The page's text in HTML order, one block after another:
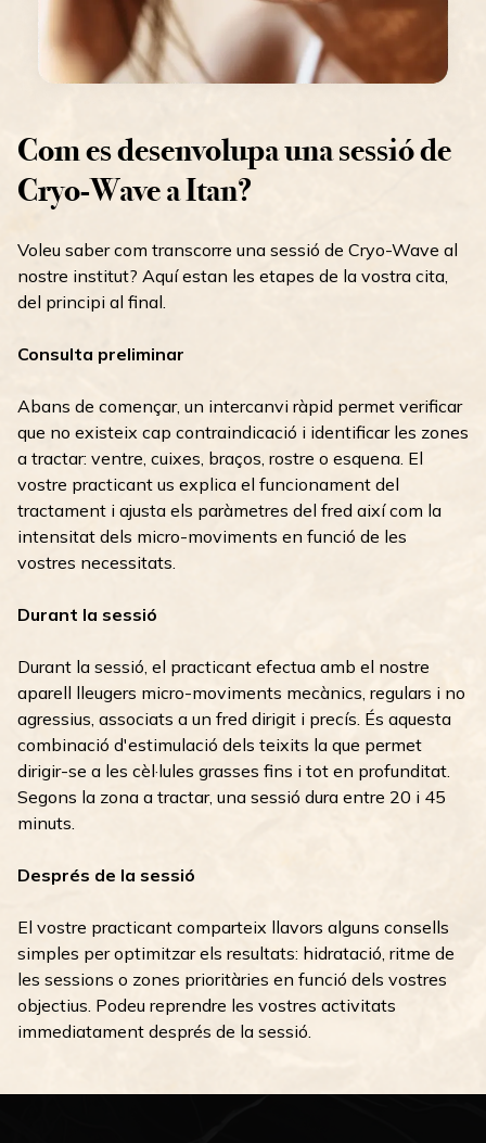
Com es desenvolupa una sessió de
Cryo-Wave a Itan?
Voleu saber com transcorre una sessió de Cryo-Wave al
nostre institut? Aquí estan les etapes de la vostra cita,
del principi al final.
Consulta preliminar
Abans de començar, un intercanvi ràpid permet verificar
que no existeix cap contraindicació i identificar les zones
a tractar: ventre, cuixes, braços, rostre o esquena. El
vostre practicant us explica el funcionament del
tractament i ajusta els paràmetres del fred així com la
intensitat dels micro-moviments en funció de les
vostres necessitats.
Durant la sessió
Durant la sessió, el practicant efectua amb el nostre
aparell lleugers micro-moviments mecànics, regulars i no
agressius, associats a un fred dirigit i precís. És aquesta
combinació d'estimulació dels teixits la que permet
dirigir-se a les cèl·lules grasses fins i tot en profunditat.
Segons la zona a tractar, una sessió dura entre 20 i 45
minuts.
Després de la sessió
El vostre practicant comparteix llavors alguns consells
simples per optimitzar els resultats: hidratació, ritme de
les sessions o zones prioritàries en funció dels vostres
objectius. Podeu reprendre les vostres activitats
immediatament després de la sessió.